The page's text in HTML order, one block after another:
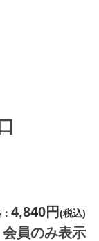
4,840円(税込)
会員のみ表示